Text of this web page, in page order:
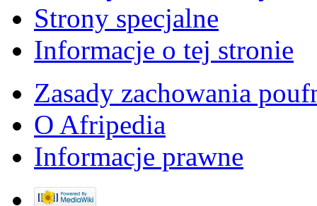
Strony specjalne
Informacje o tej stronie
Zasady zachowania
O Afripedia
Informacje prawne